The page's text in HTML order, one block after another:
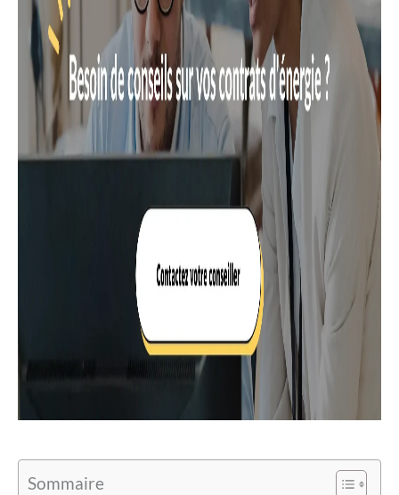
Sommaire